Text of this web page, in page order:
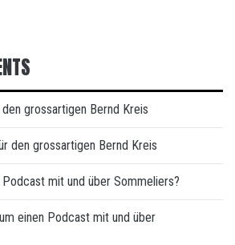
grossartigen Bernd Kreis
den grossartigen Bernd Kreis
Podcast mit und über Sommeliers?
einen Podcast mit und über